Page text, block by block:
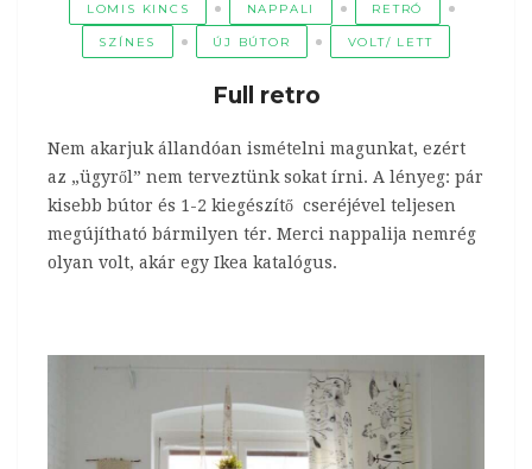
LOMIS KINCS NAPPALI RETRÓ
SZÍNES ÚJ BÚTOR VOLT/ LETT
Full retro
Nem akarjuk állandóan ismételni magunkat, ezért
az „ügyről” nem terveztünk sokat írni. A lényeg: pár
kisebb bútor és 1-2 kiegészítő cseréjével teljesen
megújítható bármilyen tér. Merci nappalija nemrég
olyan volt, akár egy Ikea katalógus.